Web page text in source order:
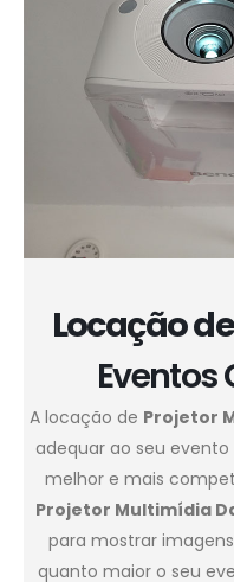
Locação de
Eventos
A locação de Projetor
adequar ao seu
melhor e mais
Projetor Multimídia
para mostrar
quanto maior o seu